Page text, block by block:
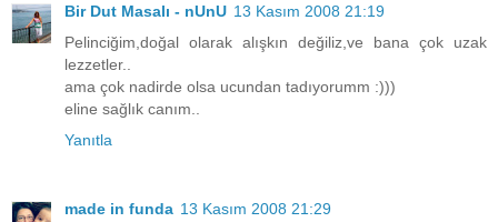
Bir Dut Masalı - nUnU 13 Kasım 2008 21:19
Pelinciğim,doğal olarak alışkın değiliz,ve bana çok uzak
lezzetler..
ama çok nadirde olsa ucundan tadıyorumm :)))
eline sağlık canım..
Yanıtla
made in funda 13 Kasım 2008 21:29